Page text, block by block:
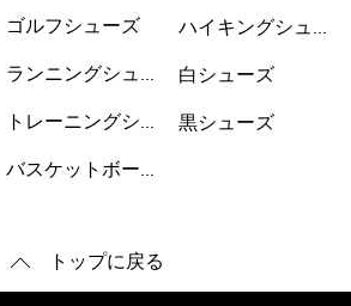
ゴルフシューズ
ランニングシュー
トレーニングシュ
バスケットボール
ハイキングシュー
白シューズ
黒シューズ
トップに戻る